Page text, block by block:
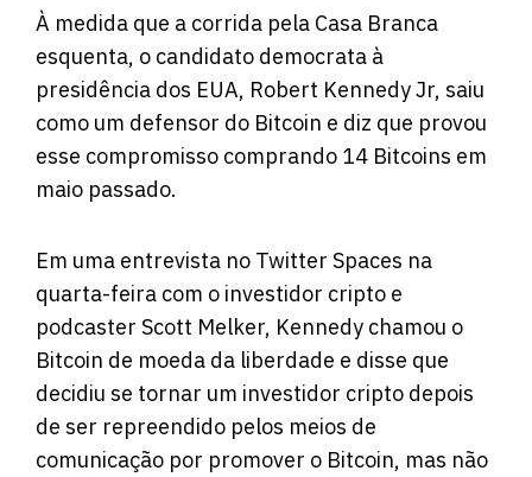
À medida que a corrida pela Casa Branca
esquenta, o candidato democrata à
presidência dos EUA, Robert Kennedy Jr, saiu
como um defensor do Bitcoin e diz que provou
esse compromisso comprando 14 Bitcoins em
maio passado.
Em uma entrevista no Twitter Spaces na
quarta-feira com o investidor cripto e
podcaster Scott Melker, Kennedy chamou o
Bitcoin de moeda da liberdade e disse que
decidiu se tornar um investidor cripto depois
de ser repreendido pelos meios de
comunicação por promover o Bitcoin, mas não